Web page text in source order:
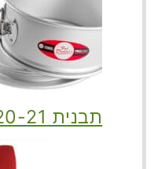
תבנית 20-21 משומנת היטב